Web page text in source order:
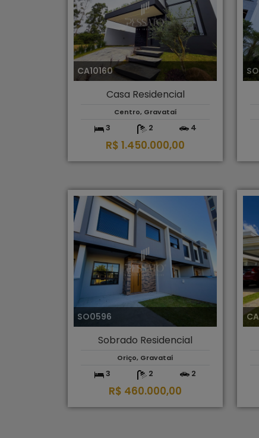
CA10160
Casa Residencial
Centro, Gravataí
3 2 4
R$ 1.450.000,00
SO0596
Sobrado Residencial
Oriço, Gravataí
3 2 2
R$ 460.000,00